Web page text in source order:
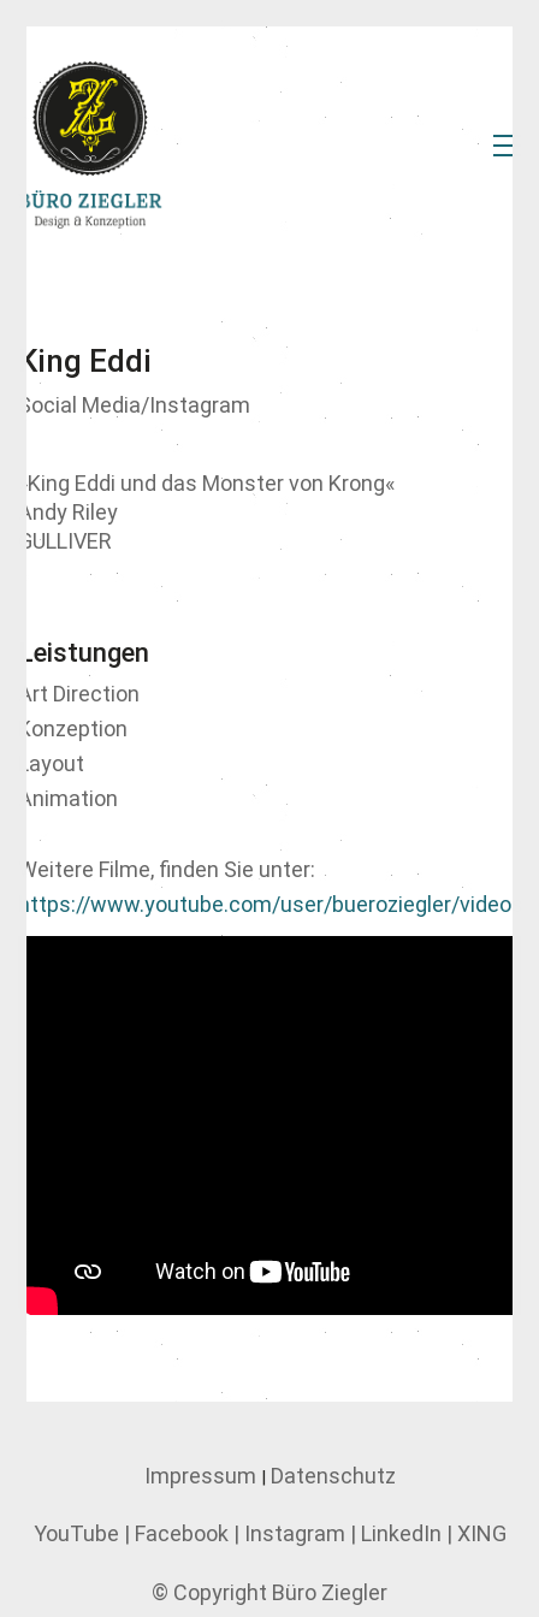
King Eddi
Social Media/Instagram
»King Eddi und das Monster von Krong«
Andy Riley
GULLIVER
Leistungen
Art Direction
Konzeption
Layout
Animation
Weitere Filme, finden Sie unter:
https://www.youtube.com/user/bueroziegler/videos
Impressum | Datenschutz
YouTube | Facebook | Instagram | LinkedIn | XING
© Copyright Büro Ziegler